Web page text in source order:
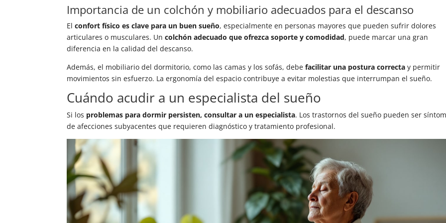
Importancia de un colchón y mobiliario adecuados para el descanso
Elconfort físico es clave para un buen sueño, especialmente en personas mayores que pueden sufrir dolores
articulares o musculares. Uncolchón adecuado que ofrezca soporte y comodidad, puede marcar una gran
diferencia en la calidad del descanso.
Además, el mobiliario del dormitorio, como las camas y los sofás, debefacilitar una postura correcta y permitir
movimientos sin esfuerzo. La ergonomía del espacio contribuye a evitar molestias que interrumpan el sueño.
Cuándo acudir a un especialista del sueño
Si los problemas para dormir persisten, consultar a un especialista. Los trastornos del sueño pueden ser
de afecciones subyacentes que requieren diagnóstico y tratamiento profesional.